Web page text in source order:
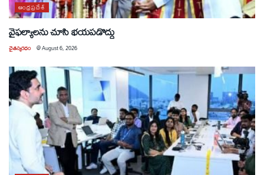
ఆంధ్రప్రదేశ్
వైఫల్యాలను చూసి భయపడొద్దు
చైతన్యరధం @August 6, 2026